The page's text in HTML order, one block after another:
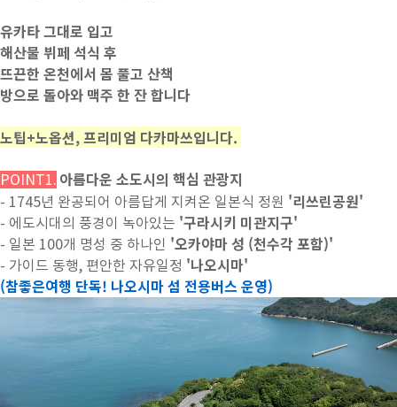
유카타 그대로 입고
해산물 뷔페 석식 후
뜨끈한 온천에서 몸 풀고 산책
방으로 돌아와 맥주 한 잔 합니다
노팁+노옵션, 프리미엄 다카마쓰입니다.
POINT1. 아름다운 소도시의 핵심 관광지
- 1745년 완공되어 아름답게 지켜온 일본식 정원 '리쓰린공원'
- 에도시대의 풍경이 녹아있는 '구라시키 미관지구'
- 일본 100개 명성 중 하나인 '오카야마 성 (천수각 포함)'
- 가이드 동행, 편안한 자유일정 '나오시마'
(참좋은여행 단독! 나오시마 섬 전용버스 운영)